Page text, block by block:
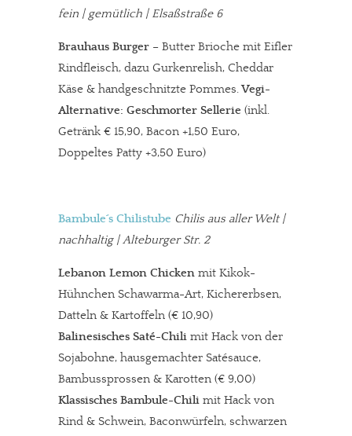
fein | gemütlich | Elsaßstraße 6
Brauhaus Burger – Butter Brioche mit Eifler
Rindfleisch, dazu Gurkenrelish, Cheddar
Käse & handgeschnitzte Pommes.Vegi-
Alternative: Geschmorter Sellerie (inkl.
Getränk € 15,90, Bacon +1,50 Euro,
Doppeltes Patty +3,50 Euro)
Bambule´s Chilistube Chilis aus aller Welt|
nachhaltig | Alteburger Str. 2
Lebanon Lemon Chicken mit Kikok-
Hühnchen Schawarma-Art, Kichererbsen,
Datteln & Kartoffeln (€ 10,90)
Balinesisches Saté-Chili mit Hack von der
Sojabohne, hausgemachter Satésauce,
Bambussprossen & Karotten (€ 9,00)
Klassisches Bambule-Chili mit Hack von
Rind & Schwein, Baconwürfeln, schwarzen